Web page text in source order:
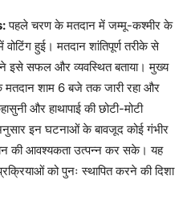
पहले चरण के मतदान में जम्मू-कश्मीर के
हुई। मतदान शांतिपूर्ण तरीके से
इसे सफल और व्यवस्थित बताया। मुख्य
मतदान शाम 6 बजे तक जारी रहा और
और हाथापाई की छोटी-मोटी
इन घटनाओं के बावजूद कोई गंभीर
की आवश्यकता उत्पन्न कर सके। यह
को पुनः स्थापित करने की दिशा